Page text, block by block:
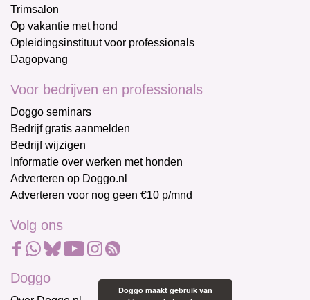
Trimsalon
Op vakantie met hond
Opleidingsinstituut voor professionals
Dagopvang
Voor bedrijven en professionals
Doggo seminars
Bedrijf gratis aanmelden
Bedrijf wijzigen
Informatie over werken met honden
Adverteren op Doggo.nl
Adverteren voor nog geen €10 p/mnd
Volg ons
Doggo
Doggo maakt gebruik van